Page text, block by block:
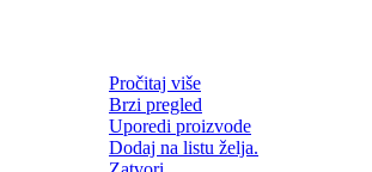
Pročitaj više
Brzi pregled
Uporedi proizvode
Dodaj na listu želja.